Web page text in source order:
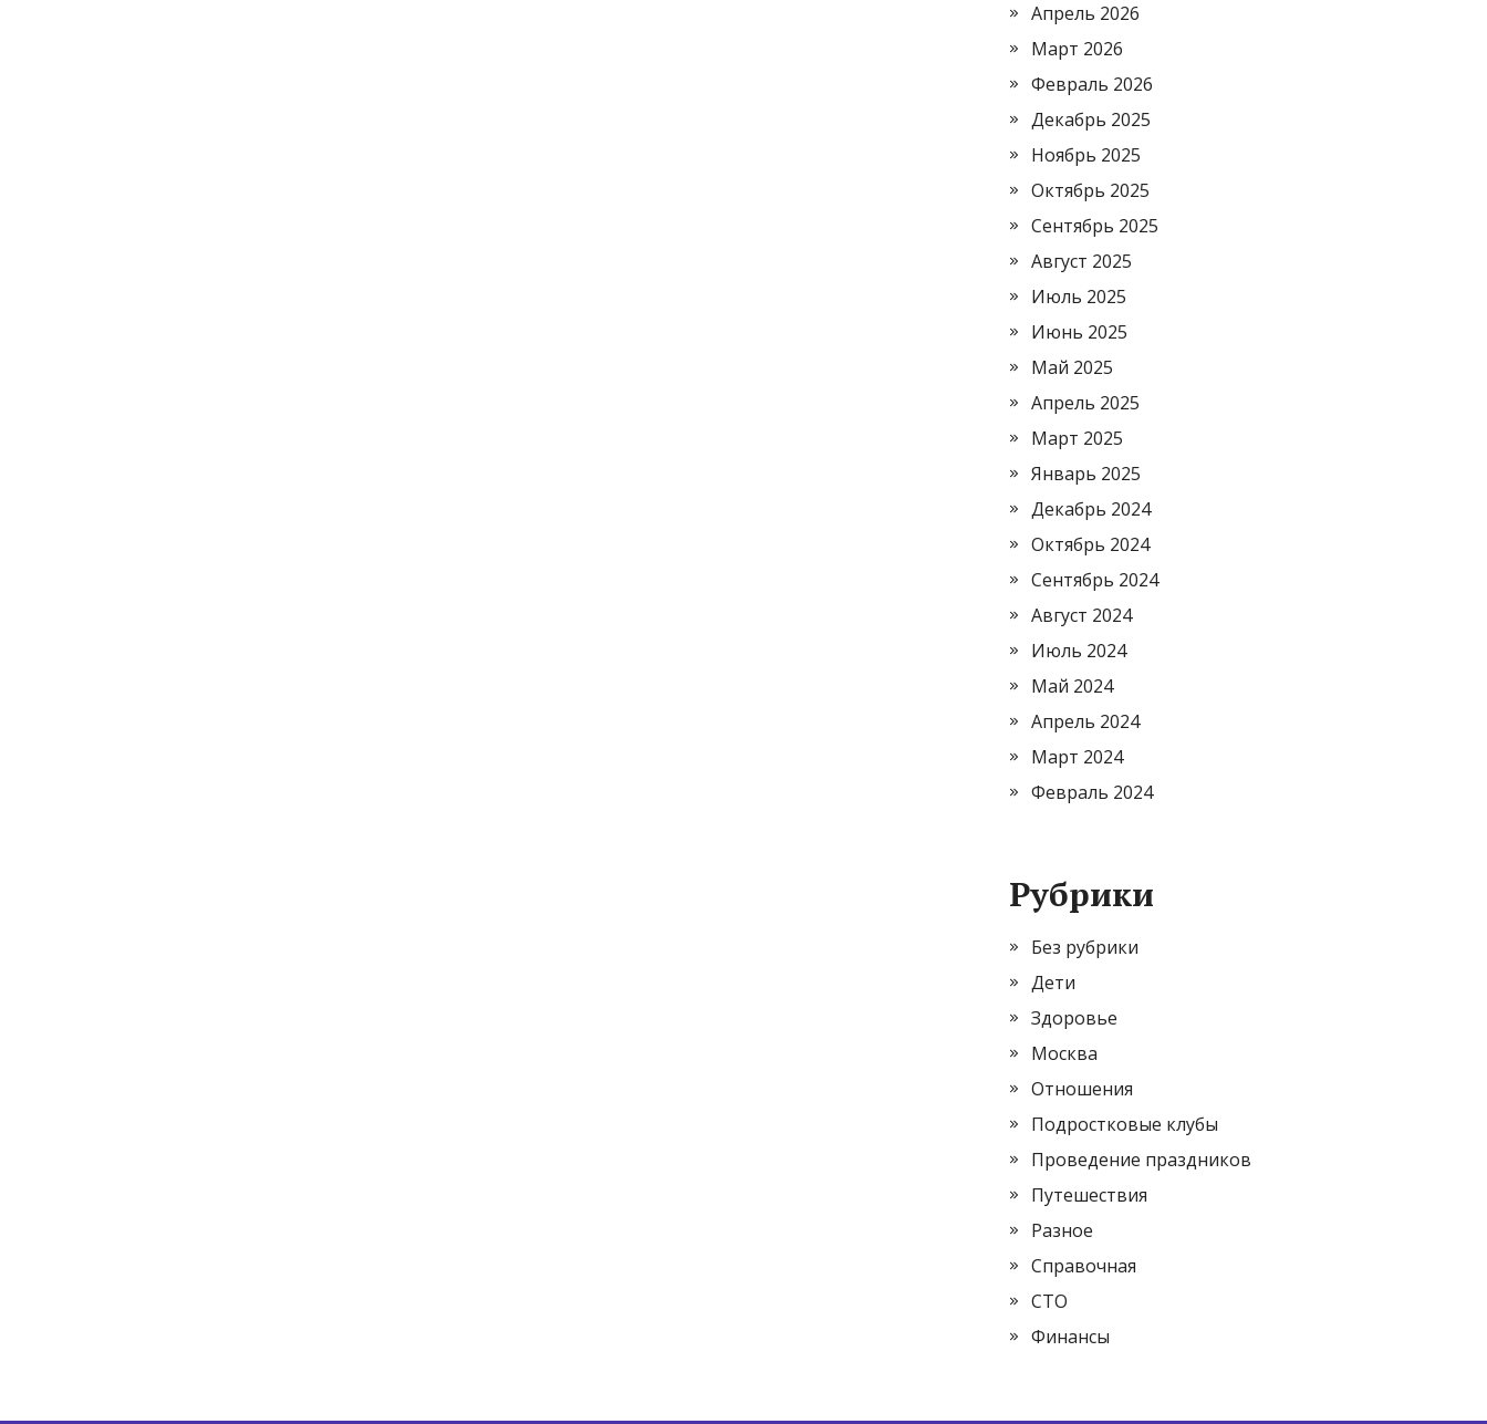
Апрель 2026
Март 2026
Февраль 2026
Декабрь 2025
Ноябрь 2025
Октябрь 2025
Сентябрь 2025
Август 2025
Июль 2025
Июнь 2025
Май 2025
Апрель 2025
Март 2025
Январь 2025
Декабрь 2024
Октябрь 2024
Сентябрь 2024
Август 2024
Июль 2024
Май 2024
Апрель 2024
Март 2024
Февраль 2024
Рубрики
Без рубрики
Дети
Здоровье
Москва
Отношения
Подростковые клубы
Проведение праздников
Путешествия
Разное
Справочная
СТО
Финансы